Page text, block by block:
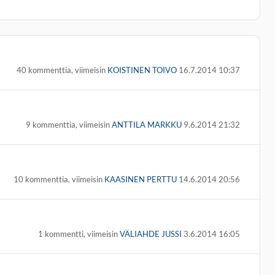
40 kommenttia, viimeisin KOISTINEN TOIVO 16.7.2014 10:37
9 kommenttia, viimeisinANTTILA MARKKU 9.6.2014 21:32
10 kommenttia, viimeisin KAASINEN PERTTU 14.6.2014 20:56
1 kommentti, viimeisinVÄLIAHDE JUSSI 3.6.2014 16:05